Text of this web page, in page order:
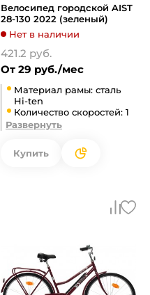
Велосипед городской AIST
28-130 2022 (зеленый)
Нет в наличии
421.2 руб.
От 29 руб./мес
Материал рамы: сталь
Hi-ten
Количество скоростей: 1
Развернуть
Купить